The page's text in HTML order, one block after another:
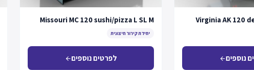
Virginia AK 120
נוספיםarrow_back
Missouri MC 120 sushi/pizza L SL M
יחידת קירור חיצונית
לפרטים נוספיםarrow_back